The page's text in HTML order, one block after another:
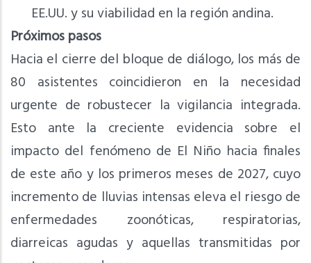
EE.UU. y su viabilidad en la región andina.
Próximos pasos
Hacia el cierre del bloque de diálogo, los más de
80 asistentes coincidieron en la necesidad
urgente de robustecer la vigilancia integrada.
Esto ante la creciente evidencia sobre el
impacto del fenómeno de El Niño hacia finales
de este año y los primeros meses de 2027, cuyo
incremento de lluvias intensas eleva el riesgo de
enfermedades zoonóticas, respiratorias,
diarreicas agudas y aquellas transmitidas por